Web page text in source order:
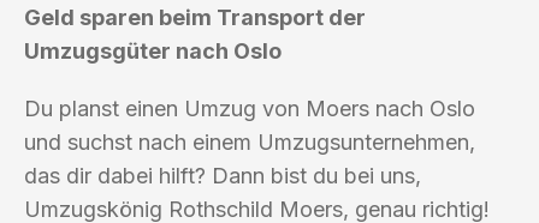
Geld sparen beim Transport der
Umzugsgüter nach Oslo
Du planst einen Umzug von Moers nach Oslo
und suchst nach einem Umzugsunternehmen,
das dir dabei hilft? Dann bist du bei uns,
Umzugskönig Rothschild Moers, genau richtig!